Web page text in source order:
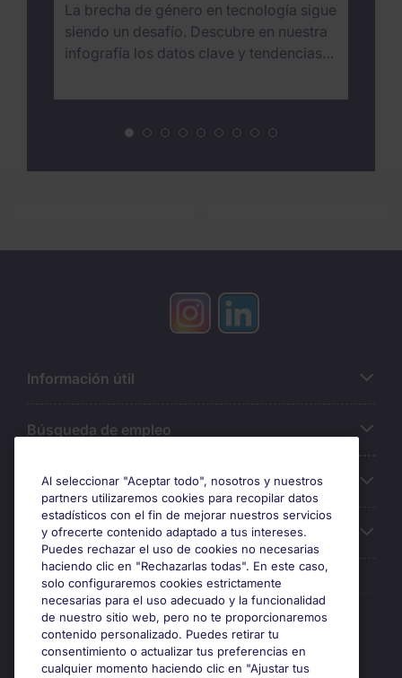
La brecha de género en tecnología sigue
siendo un desafío. Descubre en nuestra
infografía los datos clave y tendencias…
Información útil
Búsqueda de empleo
Oficinas
Sobre Michael Page
Premios y certificaciones
Al seleccionar "Aceptar todo", nosotros y nuestros
partners utilizaremos cookies para recopilar datos
estadísticos con el fin de mejorar nuestros servicios
y ofrecerte contenido adaptado a tus intereses.
Puedes rechazar el uso de cookies no necesarias
haciendo clic en "Rechazarlas todas". En este caso,
solo configuraremos cookies estrictamente
necesarias para el uso adecuado y la funcionalidad
de nuestro sitio web, pero no te proporcionaremos
contenido personalizado. Puedes retirar tu
consentimiento o actualizar tus preferencias en
cualquier momento haciendo clic en "Ajustar tus